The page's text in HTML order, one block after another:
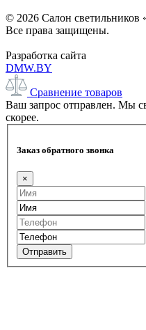
© 2026 Салон светильников
Все права защищены.
Разработка сайта
DMW.BY
Сравнение товаров
Ваш запрос отправлен. Мы
скорее.
Заказ обратного звонка
×
Отправить